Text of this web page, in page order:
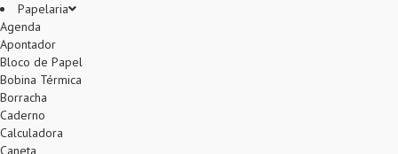
Papelaria
Agenda
Apontador
Bloco de Papel
Bobina Térmica
Borracha
Caderno
Calculadora
Caneta